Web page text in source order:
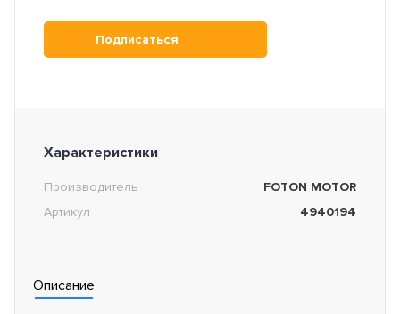
Подписаться
Характеристики
Производитель
FOTON MOTOR
Артикул
4940194
Описание